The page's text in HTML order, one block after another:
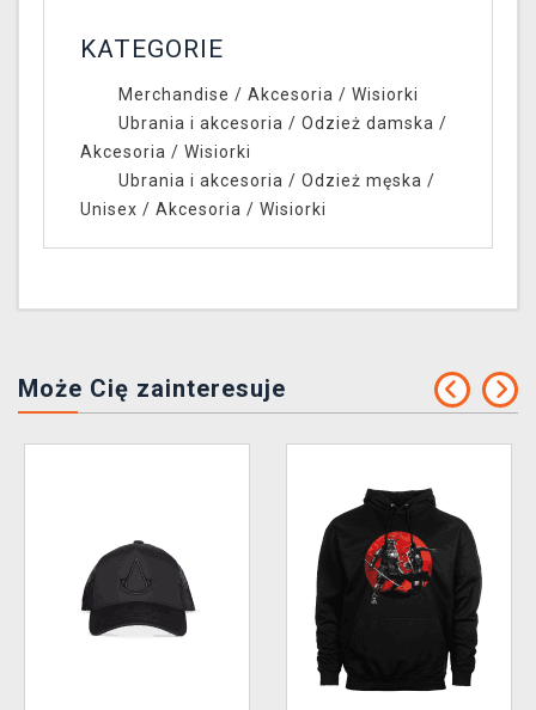
KATEGORIE
Merchandise / Akcesoria / Wisiorki
Ubrania i akcesoria / Odzież damska /
Akcesoria / Wisiorki
Ubrania i akcesoria / Odzież męska /
Unisex / Akcesoria / Wisiorki
Może Cię zainteresuje